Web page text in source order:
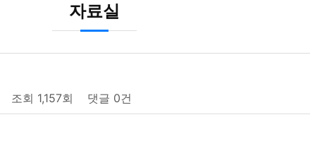
자료실
조회 1,157회 댓글 0건